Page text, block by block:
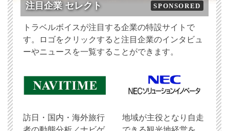
注目企業 セレクト SPONSORED
トラベルボイスが注目する企業の特設サイトで
す。ロゴをクリックすると注目企業のインタビュ
ーやニュースを一覧することができます。
訪日・国内・海外旅行
地域が主役となり自走